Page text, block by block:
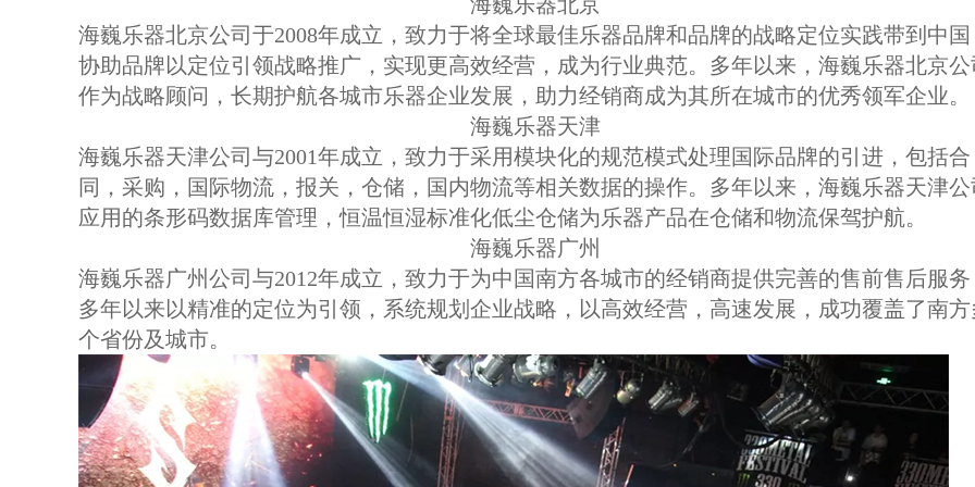
海巍乐器北京公司于2008年成立，致力于将全球最佳乐器品牌和品牌的战略定位实践带到中国
协助品牌以定位引领战略推广，实现更高效经营，成为行业典范。多年以来，海巍乐器北京公
作为战略顾问，长期护航各城市乐器企业发展，助力经销商成为其所在城市的优秀领军企业。
海巍乐器天津
海巍乐器天津公司与2001年成立，致力于采用模块化的规范模式处理国际品牌的引进，包括合
同，采购，国际物流，报关，仓储，国内物流等相关数据的操作。多年以来，海巍乐器天津公
应用的条形码数据库管理，恒温恒湿标准化低尘仓储为乐器产品在仓储和物流保驾护航。
海巍乐器广州
海巍乐器广州公司与2012年成立，致力于为中国南方各城市的经销商提供完善的售前售后服务
多年以来以精准的定位为引领，系统规划企业战略，以高效经营，高速发展，成功覆盖了南方
个省份及城市。